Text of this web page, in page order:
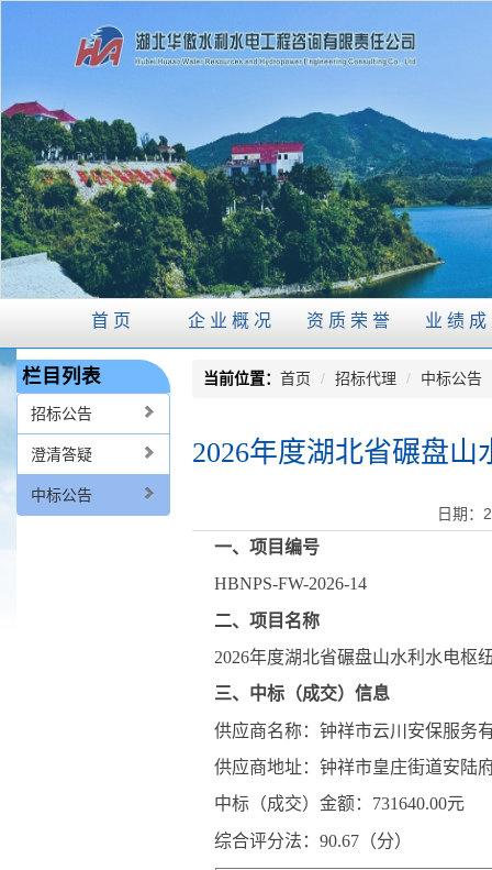
首页 企业概况 资质荣誉 业绩
栏目列表
招标公告
澄清答疑
中标公告
当前位置： 首页 / 招标代理 / 中标公告
2026年度湖北省碾盘
日期
一、项目编号
HBNPS-FW-2026-14
二、项目名称
2026年度湖北省碾盘山水利水电枢
三、中标（成交）信息
供应商名称： 钟祥市云川安保服务
供应商地址： 钟祥市皇庄街道安陆
中标（成交）金额： 731640.00元
综合评分法： 90.67 （分）